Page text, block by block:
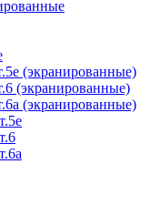
(экранированные)
(экранированные)
(экранированные)